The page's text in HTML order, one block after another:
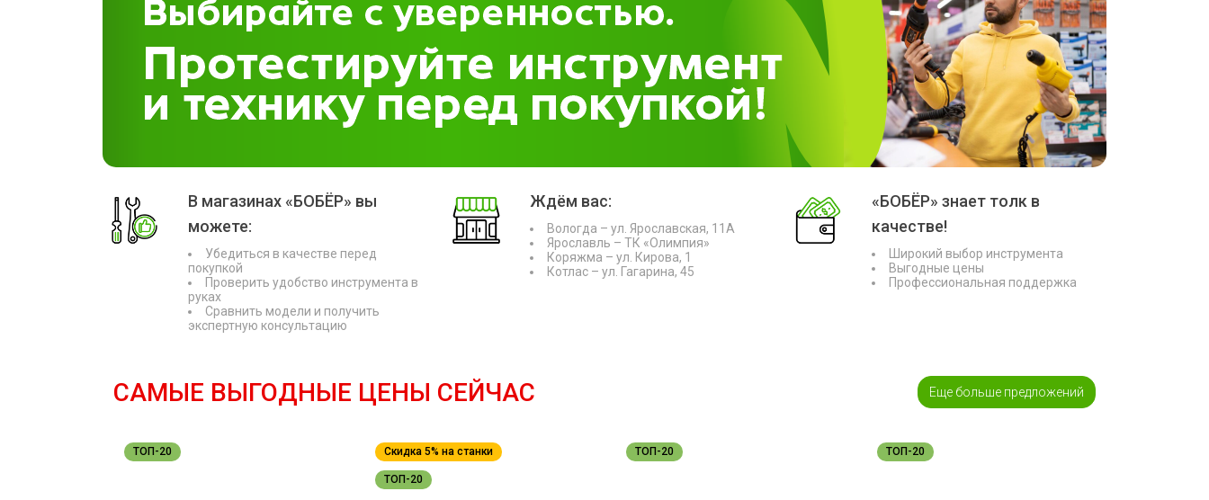
В магазинах «БОБЁР» вы
можете:
Убедиться в качестве перед
покупкой
Проверить удобство инструмента в
руках
Сравнить модели и получить
экспертную консультацию
Ждём вас:
Вологда – ул. Ярославская, 11А
Ярославль – ТК «Олимпия»
Коряжма – ул. Кирова, 1
Котлас – ул. Гагарина, 45
«БОБЁР» знает толк в
качестве!
Широкий выбор инструмента
Выгодные цены
Профессиональная поддержка
САМЫЕ ВЫГОДНЫЕ ЦЕНЫ СЕЙЧАС Еще больше предложений
ТОП-20 Скидка 5% на станки
ТОП-20
ТОП-20 ТОП-20